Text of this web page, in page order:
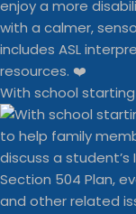
With school